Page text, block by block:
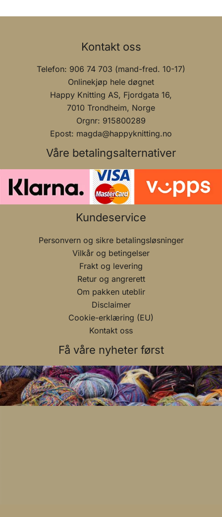
Kontakt oss
Telefon: 906 74 703 (mand-fred. 10-17)
Onlinekjøp hele døgnet
Happy Knitting AS, Fjordgata 16,
7010 Trondheim, Norge
Orgnr: 915800289
Epost: magda@happyknitting.no
Våre betalingsalternativer
Kundeservice
Personvern og sikre betalingsløsninger
Vilkår og betingelser
Frakt og levering
Retur og angrerett
Om pakken uteblir
Disclaimer
Cookie-erklæring (EU)
Kontakt oss
Få våre nyheter først